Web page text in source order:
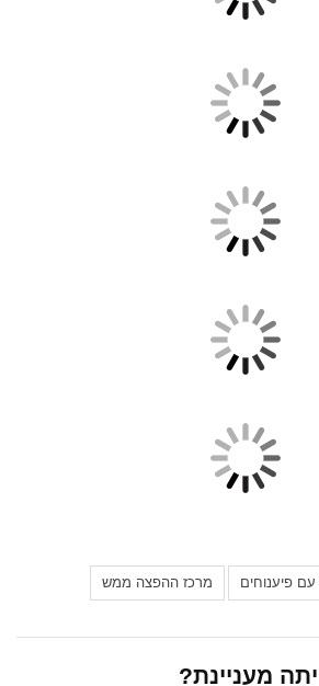
פיענוחים מרכז ההפצה ממש
מעניינת?